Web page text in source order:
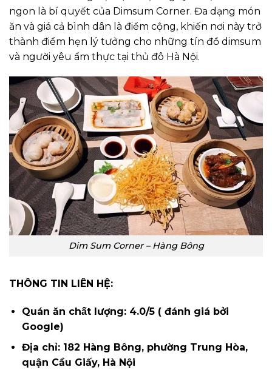
ngon là bí quyết của Dimsum Corner. Đa dạng món
ăn và giá cả bình dân là điểm cộng, khiến nơi này trở
thành điểm hẹn lý tưởng cho những tín đồ dimsum
và người yêu ẩm thực tại thủ đô Hà Nội.
Dim Sum Corner – Hàng Bông
THÔNG TIN LIÊN HỆ:
Quán ăn chất lượng: 4.0/5 ( đánh giá bởi
Google)
Địa chỉ: 182 Hàng Bông, phường Trung Hòa,
quận Cầu Giấy, Hà Nội